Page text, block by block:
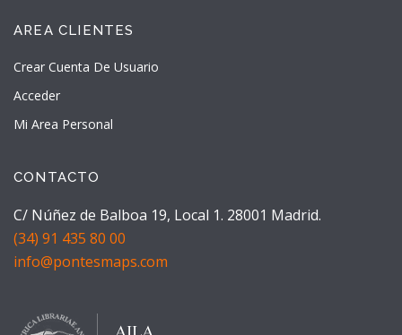
AREA CLIENTES
Crear Cuenta De Usuario
Acceder
Mi Area Personal
CONTACTO
C/ Núñez de Balboa 19, Local 1. 28001 Madrid.
(34) 91 435 80 00
info@pontesmaps.com